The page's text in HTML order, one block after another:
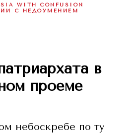
WITH CONFUSION
С НЕДОУМЕНИЕМ
в
проеме
небоскребе по ту